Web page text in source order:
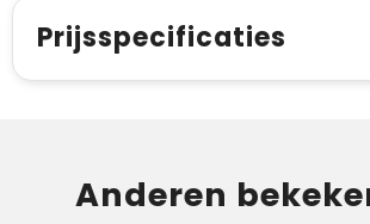
Prijsspecificaties
Anderen